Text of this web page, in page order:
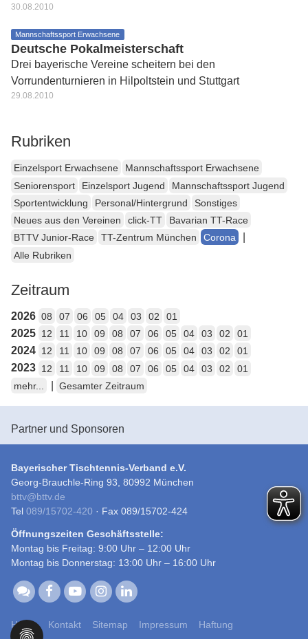
30.08.2010
Mannschaftssport Erwachsene
Deutsche Pokalmeisterschaft
Drei bayerische Vereine scheitern bei den
Vorrundenturnieren in Hilpoltstein und Stuttgart
29.08.2010
Rubriken
Einzelsport Erwachsene
Mannschaftssport Erwachsene
Seniorensport
Einzelsport Jugend
Mannschaftssport Jugend
Sportentwicklung
Personal/Hintergrund
Sonstiges
Neues aus den Vereinen
click-TT
Bavarian TT-Race
BTTV Junior-Race
TT-Zentrum München Corona
Alle Rubriken
Zeitraum
2026 08 07 06 05 04 03 02 01
2025 12 11 10 09 08 07 06 05 04 03 02 01
2024 12 11 10 09 08 07 06 05 04 03 02 01
2023 12 11 10 09 08 07 06 05 04 03 02
01
mehr...
Gesamter Zeitraum
Partner und Sponsoren
Bayerischer Tischtennis-Verband e.V.
Georg-Brauchle-Ring 93, 80992 München
bttv@bttv.de
Tel 089/15702-420 · Fax 089/15702-424
Öffnungszeiten Geschäftsstelle:
Montag bis Freitag: 9:00 Uhr – 12:00 Uhr
Montag bis Donnerstag: 13:00 Uhr – 16:00 Uhr
Home Kontakt Sitemap Impressum Haftung